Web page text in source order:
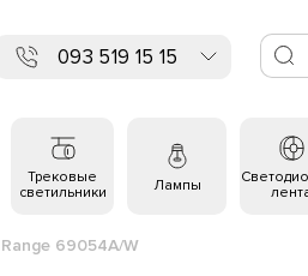
093 519 15 15
Трековые
светильники
Лампы
69054A/W